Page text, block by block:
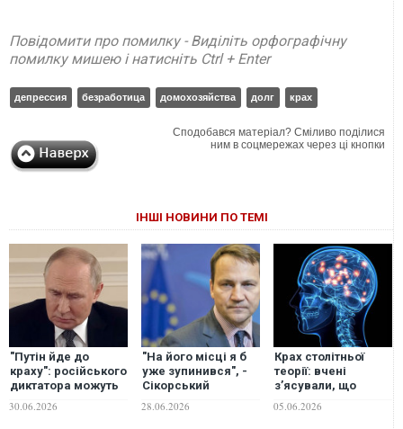
Повідомити про помилку - Виділіть орфографічну
помилку мишею і натисніть Ctrl + Enter
депрессия безработица домохозяйства долг крах
Сподобався матеріал? Сміливо поділися
ним в соцмережах через ці кнопки
ІНШІ НОВИНИ ПО ТЕМІ
"Путін йде до
краху": російського
диктатора можуть
трьох років —
30.06.2026
"На його місці я б
уже зупинився", -
Сікорський
Путіна
28.06.2026
Крах столітньої
теорії: вчені
з’ясували, що
створювати звички
05.06.2026